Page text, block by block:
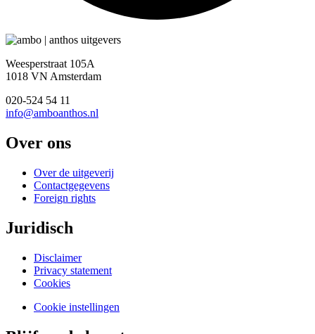
Weesperstraat 105A
1018 VN Amsterdam
020-524 54 11
info@amboanthos.nl
Over ons
Over de uitgeverij
Contactgegevens
Foreign rights
Juridisch
Disclaimer
Privacy statement
Cookies
Cookie instellingen